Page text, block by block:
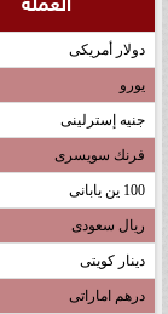
دولار أمريكى
يورو
جنيه إسترلينى
فرنك سويسرى
100 ين يابانى
ريال سعودى
دينار كويتى
درهم اماراتى